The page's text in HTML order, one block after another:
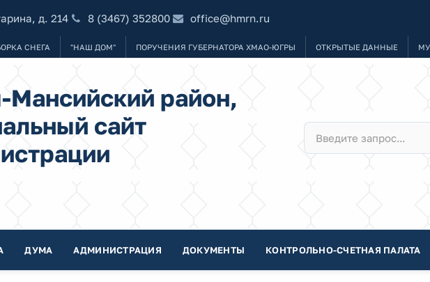
д. 214 8 (3467) 352800 office@hmrn.ru
СНЕГА "НАШ ДОМ" ПОРУЧЕНИЯ ГУБЕРНАТОРА ХМАО-ЮГРЫ ОТКРЫТЫЕ ДАННЫЕ
Мансийский район,
сайт
ДУМА АДМИНИСТРАЦИЯ ДОКУМЕНТЫ КОНТРОЛЬНО-СЧЕТНАЯ ПАЛАТА